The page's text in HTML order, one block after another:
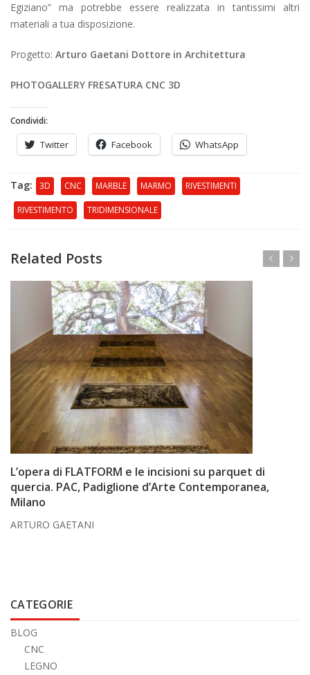
Egiziano” ma potrebbe essere realizzata in tantissimi altri
materiali a tua disposizione.
Progetto: Arturo Gaetani Dottore in Architettura
PHOTOGALLERY FRESATURA CNC 3D
Condividi:
Twitter Facebook WhatsApp
Tag: 3D CNC MARBLE MARMO RIVESTIMENTI
RIVESTIMENTO TRIDIMENSIONALE
Related Posts
L’opera di FLATFORM e le incisioni su parquet di
quercia. PAC, Padiglione d’Arte Contemporanea,
Milano
ARTURO GAETANI
CATEGORIE
BLOG
CNC
LEGNO